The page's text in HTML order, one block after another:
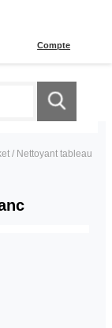
Compte
/ Nettoyant tableau